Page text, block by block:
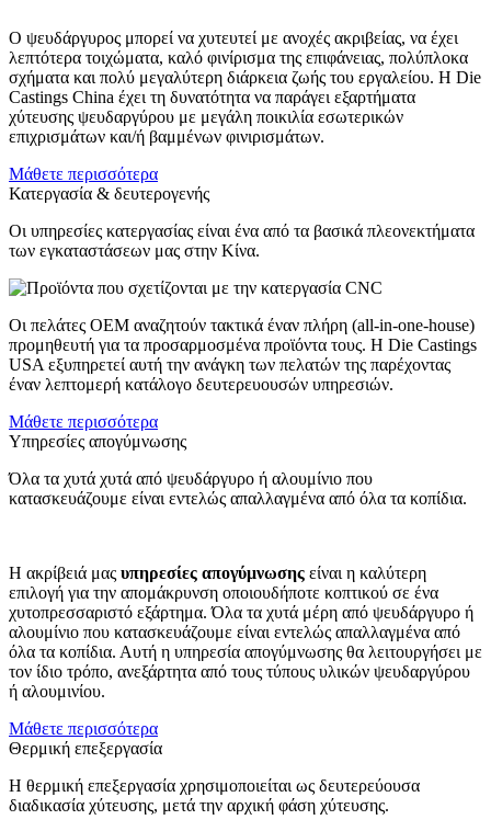
Ο ψευδάργυρος μπορεί να χυτευτεί με ανοχές ακριβείας, να έχει
λεπτότερα τοιχώματα, καλό φινίρισμα της επιφάνειας, πολύπλοκα
σχήματα και πολύ μεγαλύτερη διάρκεια ζωής του εργαλείου. Η Die
Castings China έχει τη δυνατότητα να παράγει εξαρτήματα
χύτευσης ψευδαργύρου με μεγάλη ποικιλία εσωτερικών
επιχρισμάτων και/ή βαμμένων φινιρισμάτων.
Μάθετε περισσότερα
Κατεργασία & δευτερογενής
Οι υπηρεσίες κατεργασίας είναι ένα από τα βασικά πλεονεκτήματα
των εγκαταστάσεων μας στην Κίνα.
Οι πελάτες OEM αναζητούν τακτικά έναν πλήρη (all-in-one-house)
προμηθευτή για τα προσαρμοσμένα προϊόντα τους. Η Die Castings
USA εξυπηρετεί αυτή την ανάγκη των πελατών της παρέχοντας
έναν λεπτομερή κατάλογο δευτερευουσών υπηρεσιών.
Μάθετε περισσότερα
Υπηρεσίες απογύμνωσης
Όλα τα χυτά χυτά από ψευδάργυρο ή αλουμίνιο που
κατασκευάζουμε είναι εντελώς απαλλαγμένα από όλα τα κοπίδια.
Η ακρίβειά μας υπηρεσίες απογύμνωσης είναι η καλύτερη
επιλογή για την απομάκρυνση οποιουδήποτε κοπτικού σε ένα
χυτοπρεσσαριστό εξάρτημα. Όλα τα χυτά μέρη από ψευδάργυρο ή
αλουμίνιο που κατασκευάζουμε είναι εντελώς απαλλαγμένα από
όλα τα κοπίδια. Αυτή η υπηρεσία απογύμνωσης θα λειτουργήσει με
τον ίδιο τρόπο, ανεξάρτητα από τους τύπους υλικών ψευδαργύρου
ή αλουμινίου.
Μάθετε περισσότερα
Θερμική επεξεργασία
Η θερμική επεξεργασία χρησιμοποιείται ως δευτερεύουσα
διαδικασία χύτευσης, μετά την αρχική φάση χύτευσης.